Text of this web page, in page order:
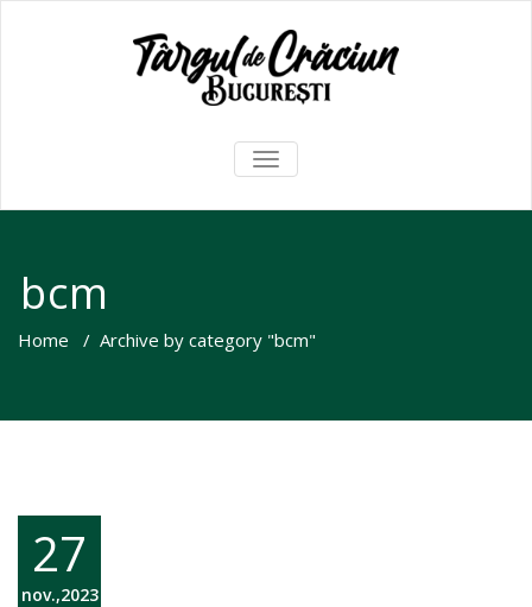
TOGGLE
NAVIGATION
bcm
Home / Archive by category "bcm"
27
nov.,2023